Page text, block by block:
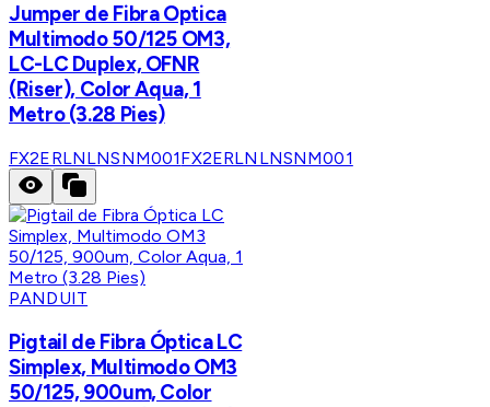
Jumper de Fibra Optica
Multimodo 50/125 OM3,
LC-LC Duplex, OFNR
(Riser), Color Aqua, 1
Metro (3.28 Pies)
FX2ERLNLNSNM001FX2ERLNLNSNM001
PANDUIT
Pigtail de Fibra Óptica LC
Simplex, Multimodo OM3
50/125, 900um, Color